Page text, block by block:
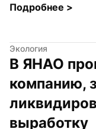
Подробнее >
Экология
В ЯНАО
компанию,
выработку